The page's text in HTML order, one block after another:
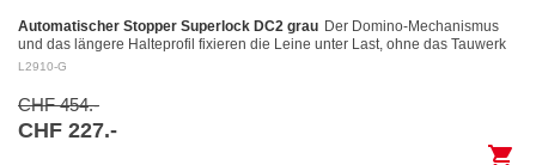
Automatischer Stopper Superlock DC2 grau Der Domino-Mechanismus
und das längere Halteprofil fixieren die Leine unter Last, ohne das Tauwerk
aufzuscheuern Kontrolliertes Fieren: Das…
L2910-G
CHF 454.-
CHF 227.-
shopping_cart